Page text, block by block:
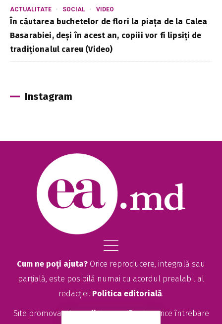
ACTUALITATE SOCIAL VIDEO
În căutarea buchetelor de flori la piața de la Calea
Basarabiei, deși în acest an, copiii vor fi lipsiți de
tradiționalul careu (Video)
Instagram
Cum ne poți ajuta? Orice reproducere, integrală sau
parțială, este posibilă numai cu acordul prealabil al
redacției. Politica editorială.
Site promovat deseolitte.com. Pentru orice întrebare